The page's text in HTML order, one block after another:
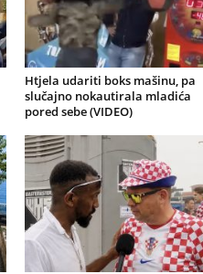
Htjela udariti boks mašinu, pa
slučajno nokautirala mladića
pored sebe (VIDEO)